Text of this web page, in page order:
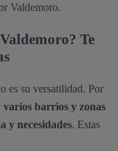
Valdemoro.
Te
es su versatilidad. Por
varios barrios y zonas
y necesidades. Estas